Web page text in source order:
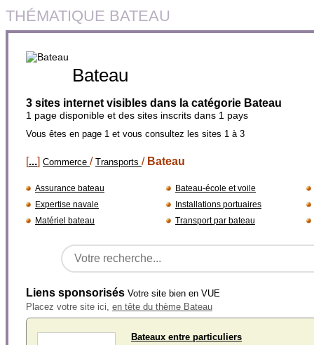
THÉMATIQUE BATEAU
Bateau
3 sites internet visibles dans la catégorie Bateau
1 page disponible et des sites inscrits dans 1 pays
Vous êtes en page 1 et vous consultez les sites 1 à 3
[...] Commerce / Transports / Bateau
Assurance bateau
Bateau-école et voile
Expertise navale
Installations portuaires
Matériel bateau
Transport par bateau
Liens sponsorisés Votre site bien en VUE
Placez votre site ici, en tête du thème Bateau
Bateaux entre particuliers